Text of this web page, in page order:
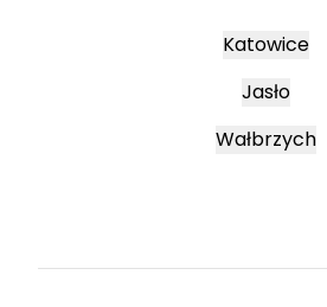
Katowice
Jasło
Wałbrzych